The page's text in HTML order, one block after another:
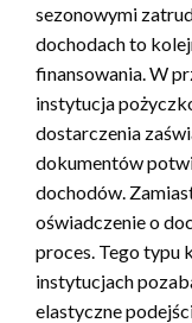
sezonowymi
dochodach to
finansowania. W
instytucja
dostarczenia
dokumentów
dochodów.
oświadczenie o
proces. Tego typu
instytucjach
elastyczne